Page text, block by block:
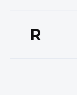
R